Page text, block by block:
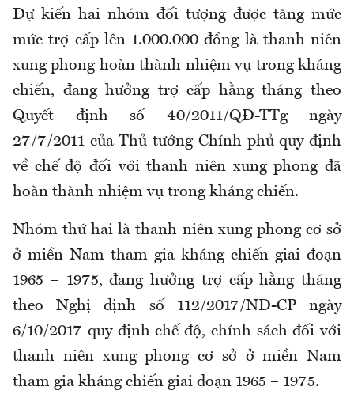
Dự kiến hai nhóm đối tượng được tăng mức
mức trợ cấp lên 1.000.000 đồng là thanh niên
xung phong hoàn thành nhiệm vụ trong kháng
chiến, đang hưởng trợ cấp hằng tháng theo
Quyết định số 40/2011/QĐ-TTg ngày
27/7/2011 của Thủ tướng Chính phủ quy định
về chế độ đối với thanh niên xung phong đã
hoàn thành nhiệm vụ trong kháng chiến.
Nhóm thứ hai là thanh niên xung phong cơ sở
ở miền Nam tham gia kháng chiến giai đoạn
1965 – 1975, đang hưởng trợ cấp hằng tháng
theo Nghị định số 112/2017/NĐ-CP ngày
6/10/2017 quy định chế độ, chính sách đối với
thanh niên xung phong cơ sở ở miền Nam
tham gia kháng chiến giai đoạn 1965 – 1975.